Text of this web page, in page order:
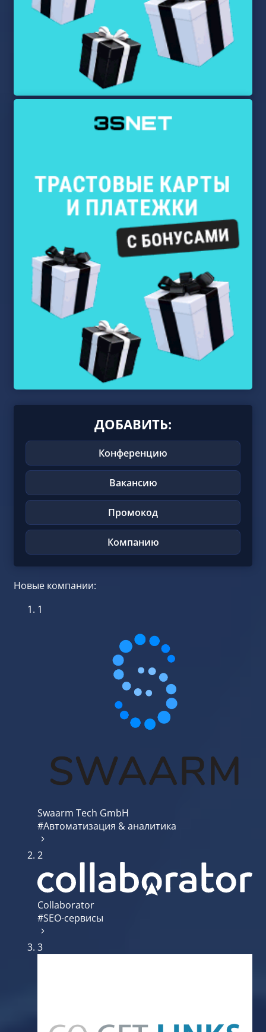
ДОБАВИТЬ:
Конференцию
Вакансию
Промокод
Компанию
Новые компании:
1
Swaarm Tech GmbH
#Автоматизация & аналитика
2
Collaborator
#SEO-сервисы
3